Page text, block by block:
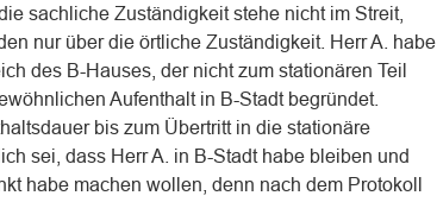
sachliche Zuständigkeit stehe nicht im Streit,
nur über die örtliche Zuständigkeit. Herr A. habe
des B-Hauses, der nicht zum stationären Teil
Aufenthalt in B-Stadt begründet.
bis zum Übertritt in die stationäre
sei, dass Herr A. in B-Stadt habe bleiben und
habe machen wollen, denn nach dem Protokoll